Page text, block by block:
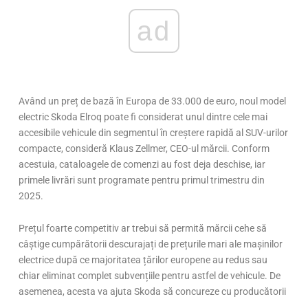
ad
Având un preț de bază în Europa de 33.000 de euro, noul model
electric Skoda Elroq poate fi considerat unul dintre cele mai
accesibile vehicule din segmentul în creștere rapidă al SUV-urilor
compacte, consideră Klaus Zellmer, CEO-ul mărcii. Conform
acestuia, cataloagele de comenzi au fost deja deschise, iar
primele livrări sunt programate pentru primul trimestru din
2025.
Prețul foarte competitiv ar trebui să permită mărcii cehe să
câștige cumpărătorii descurajați de prețurile mari ale mașinilor
electrice după ce majoritatea țărilor europene au redus sau
chiar eliminat complet subvențiile pentru astfel de vehicule. De
asemenea, acesta va ajuta Skoda să concureze cu producătorii